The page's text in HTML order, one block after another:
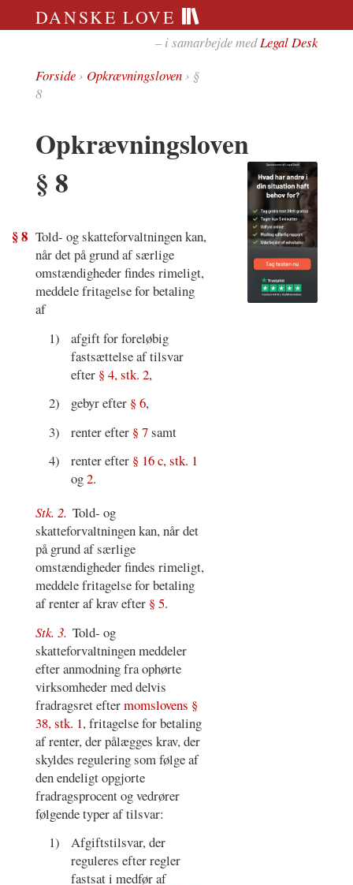
DANSKE LOVE
– i samarbejde medLegal Desk
Forside› Opkrævningsloven› §
8
Opkrævningsloven
§ 8
§ 8 Told- og skatteforvaltningen kan,
når det på grund af særlige
omstændigheder findes rimeligt,
meddele fritagelse for betaling
af
1)
afgift for foreløbig
fastsættelse af tilsvar
efter § 4, stk. 2,
2)
gebyr efter § 6,
3)
renter efter § 7samt
4)
renter efter § 16 c, stk. 1
og2.
Stk. 2. Told- og
skatteforvaltningen kan, når det
på grund af særlige
omstændigheder findes rimeligt,
meddele fritagelse for betaling
af renter af krav efter § 5.
Stk. 3. Told- og
skatteforvaltningen meddeler
efter anmodning fra ophørte
virksomheder med delvis
fradragsret eftermomslovens §
38, stk. 1, fritagelse for betaling
af renter, der pålægges krav, der
skyldes regulering som følge af
den endeligt opgjorte
fradragsprocent og vedrører
følgende typer af tilsvar:
1)
Afgiftstilsvar, der
reguleres efter regler
fastsat i medfør af